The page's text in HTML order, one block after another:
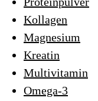
Kollagen
Magnesium
Kreatin
Multivitamin
Omega-3